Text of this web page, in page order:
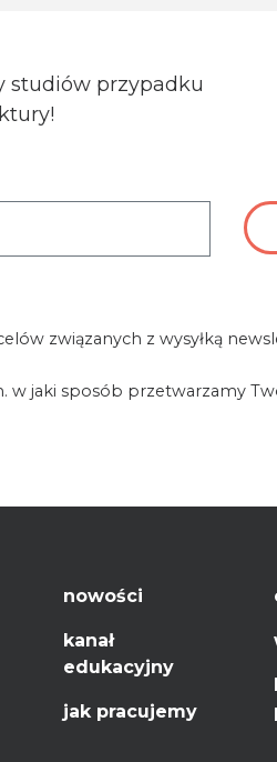
studiów przypadku
związanych z wysyłką
w jaki sposób przetwarzamy
nowości
kanał
edukacyjny
jak pracujemy